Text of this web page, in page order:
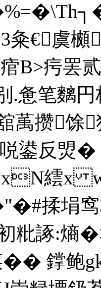
€虞櫇
B>疞罢
别.惫
萭攒馀
鍙反焽
xN繧x
揉埍
粃諑:熵
�� 鐣